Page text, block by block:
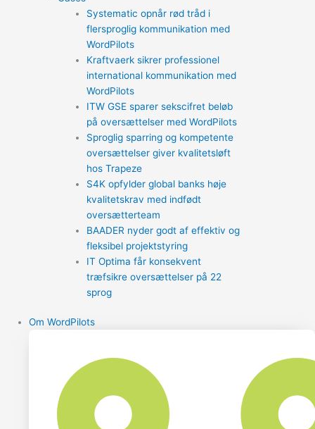
Systematic opnår rød tråd i
flersproglig kommunikation med
WordPilots
Kraftvaerk sikrer professionel
international kommunikation med
WordPilots
ITW GSE sparer sekscifret beløb
på oversættelser med WordPilots
Sproglig sparring og kompetente
oversættelser giver kvalitetsløft
hos Trapeze
S4K opfylder global banks høje
kvalitetskrav med indfødt
oversætterteam
BAADER nyder godt af effektiv og
fleksibel projektstyring
IT Optima får konsekvent
træfsikre oversættelser på 22
sprog
Om WordPilots